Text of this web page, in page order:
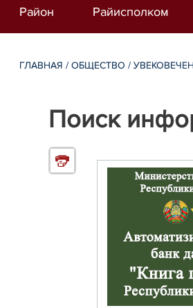
Район Райисполком
ГЛАВНАЯ /ОБЩЕСТВО /
Поиск